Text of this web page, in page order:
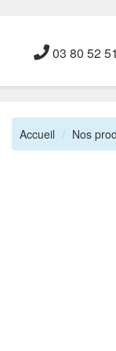
03 80 52
Accueil Nos